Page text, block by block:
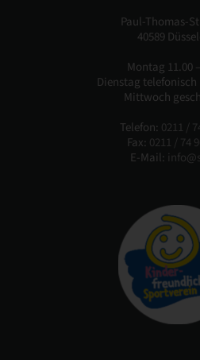
Paul-Thomas-
40589
Montag 11.00
Dienstag telefonisch
Mittwoch
Telefon: 0211 /
Fax: 0211 / 74
E-Mail: